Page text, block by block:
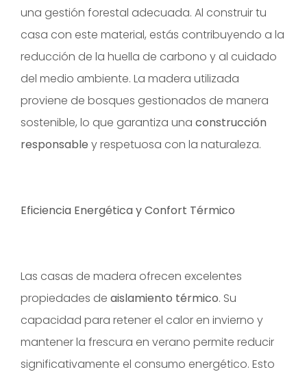
una gestión forestal adecuada. Al construir tu
casa con este material, estás contribuyendo a la
reducción de la huella de carbono y al cuidado
del medio ambiente. La madera utilizada
proviene de bosques gestionados de manera
sostenible, lo que garantiza una construcción
responsable y respetuosa con la naturaleza.
Eficiencia Energética y Confort Térmico
Las casas de madera ofrecen excelentes
propiedades de aislamiento térmico. Su
capacidad para retener el calor en invierno y
mantener la frescura en verano permite reducir
significativamente el consumo energético. Esto